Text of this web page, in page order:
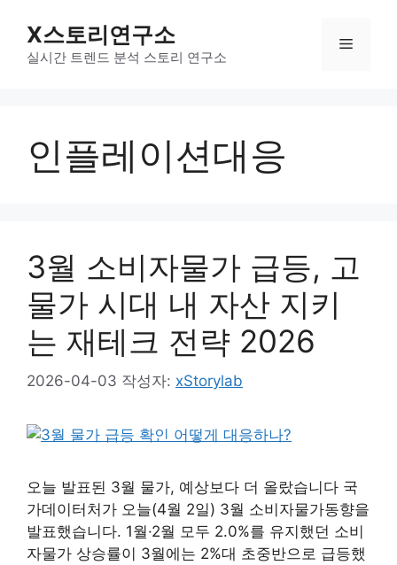
X스토리연구소
실시간 트렌드 분석 스토리 연구소
메
인플레이션대응
3월 소비자물가 급등, 고
물가 시대 내 자산 지키
는 재테크 전략 2026
2026-04-03 작성자: xStorylab
오늘 발표된 3월 물가, 예상보다 더 올랐습니다 국
가데이터처가 오늘(4월 2일) 3월 소비자물가동향을
발표했습니다. 1월·2월 모두 2.0%를 유지했던 소비
자물가 상승률이 3월에는 2%대 초중반으로 급등했